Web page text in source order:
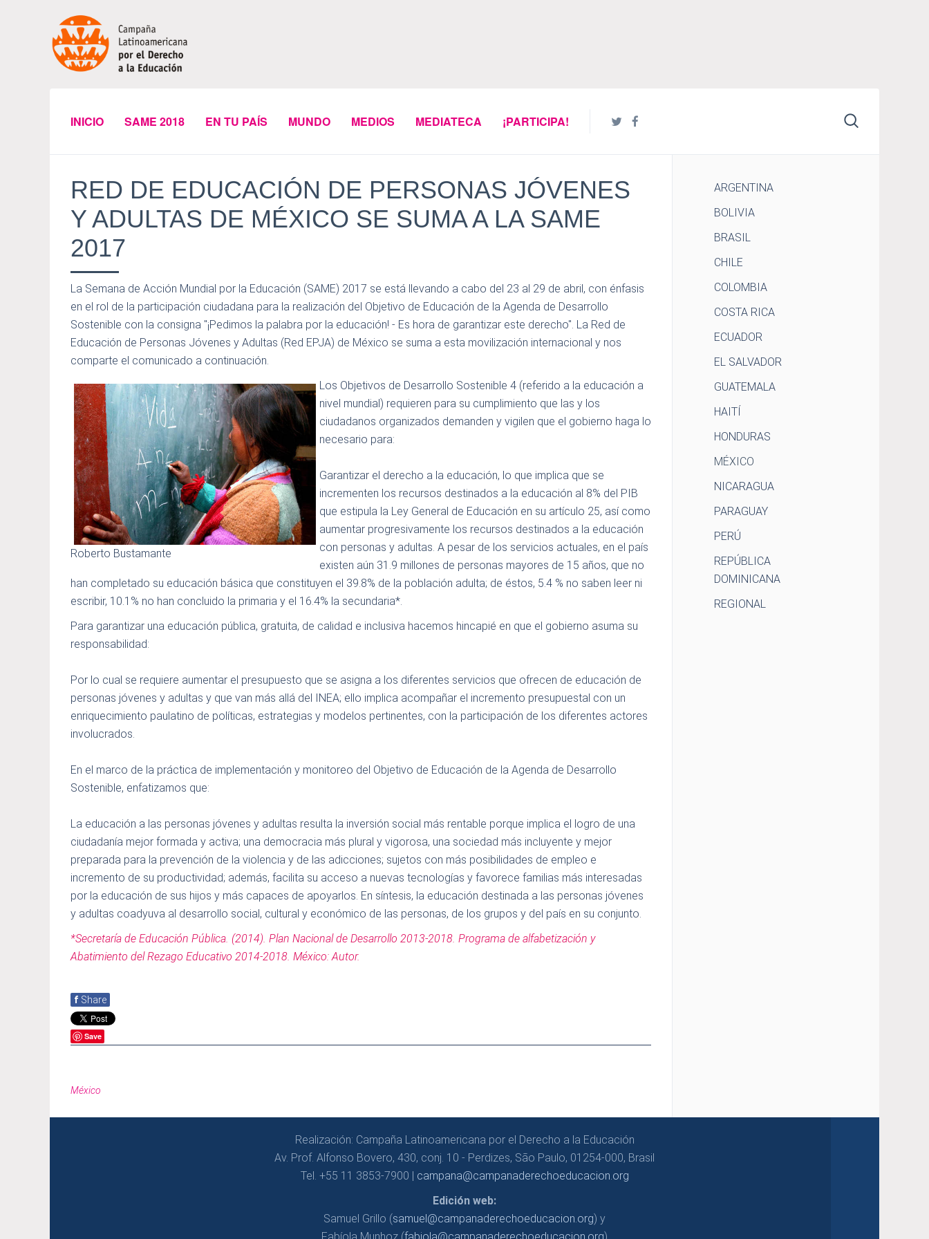
INICIO SAME 2018 EN TU PAÍS MUNDO MEDIOS MEDIATECA ¡PARTICIPA!
RED DE EDUCACIÓN DE PERSONAS JÓVENES
Y ADULTAS DE MÉXICO SE SUMA A LA SAME
2017
La Semana de Acción Mundial por la Educación (SAME) 2017 se está llevando a cabo del 23 al 29 de abril, con énfasis
en el rol de la participación ciudadana para la realización del Objetivo de Educación de la Agenda de Desarrollo
Sostenible con la consigna "¡Pedimos la palabra por la educación! - Es hora de garantizar este derecho". La Red de
Educación de Personas Jóvenes y Adultas (Red EPJA) de México se suma a esta movilización internacional y nos
comparte el comunicado a continuación.
Roberto Bustamante
Los Objetivos de Desarrollo Sostenible 4 (referido a la educación a
nivel mundial) requieren para su cumplimiento que las y los
ciudadanos organizados demanden y vigilen que el gobierno haga lo
necesario para:
Garantizar el derecho a la educación, lo que implica que se
incrementen los recursos destinados a la educación al 8% del PIB
que estipula la Ley General de Educación en su artículo 25, así como
aumentar progresivamente los recursos destinados a la educación
con personas y adultas. A pesar de los servicios actuales, en el país
existen aún 31.9 millones de personas mayores de 15 años, que no
han completado su educación básica que constituyen el 39.8% de la población adulta; de éstos, 5.4 % no saben leer ni
escribir, 10.1% no han concluido la primaria y el 16.4% la secundaria*.
Para garantizar una educación pública, gratuita, de calidad e inclusiva hacemos hincapié en que el gobierno asuma su
responsabilidad:
Por lo cual se requiere aumentar el presupuesto que se asigna a los diferentes servicios que ofrecen de educación de
personas jóvenes y adultas y que van más allá del INEA; ello implica acompañar el incremento presupuestal con un
enriquecimiento paulatino de políticas, estrategias y modelos pertinentes, con la participación de los diferentes actores
involucrados.
En el marco de la práctica de implementación y monitoreo del Objetivo de Educación de la Agenda de Desarrollo
Sostenible, enfatizamos que:
La educación a las personas jóvenes y adultas resulta la inversión social más rentable porque implica el logro de una
ciudadanía mejor formada y activa; una democracia más plural y vigorosa, una sociedad más incluyente y mejor
preparada para la prevención de la violencia y de las adicciones; sujetos con más posibilidades de empleo e
incremento de su productividad; además, facilita su acceso a nuevas tecnologías y favorece familias más interesadas
por la educación de sus hijos y más capaces de apoyarlos. En síntesis, la educación destinada a las personas jóvenes
y adultas coadyuva al desarrollo social, cultural y económico de las personas, de los grupos y del país en su conjunto.
*Secretaría de Educación Pública. (2014). Plan Nacional de Desarrollo 2013-2018. Programa de alfabetización y
Abatimiento del Rezago Educativo 2014-2018. México: Autor.
f Share
Save
México
ARGENTINA
BOLIVIA
BRASIL
CHILE
COLOMBIA
COSTA RICA
ECUADOR
EL SALVADOR
GUATEMALA
HAITÍ
HONDURAS
MÉXICO
NICARAGUA
PARAGUAY
PERÚ
REPÚBLICA
DOMINICANA
REGIONAL
Realización: Campaña Latinoamericana por el Derecho a la Educación
Av. Prof. Alfonso Bovero, 430, conj. 10 - Perdizes, São Paulo, 01254-000, Brasil
Tel. +55 11 3853-7900 | campana@campanaderechoeducacion.org
Edición web:
Samuel Grillo (samuel@campanaderechoeducacion.org) y